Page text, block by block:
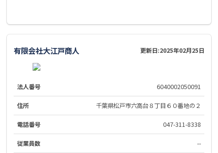
有限会社大江戸商人 更新日:2025年02月25日
法人番号 6040002050091
住所 千葉県松戸市六高台８丁目６０番地の２
電話番号 047-311-8338
従業員数 --